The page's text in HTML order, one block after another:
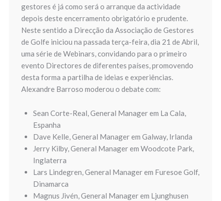
gestores é já como será o arranque da actividade
depois deste encerramento obrigatório e prudente.
Neste sentido a Direcção da Associação de Gestores
de Golfe iniciou na passada terça-feira, dia 21 de Abril,
uma série de Webinars, convidando para o primeiro
evento Directores de diferentes países, promovendo
desta forma a partilha de ideias e experiências.
Alexandre Barroso moderou o debate com:
Sean Corte-Real, General Manager em La Cala,
Espanha
Dave Kelle, General Manager em Galway, Irlanda
Jerry Kilby, General Manager em Woodcote Park,
Inglaterra
Lars Lindegren, General Manager em Furesoe Golf,
Dinamarca
Magnus Jivén, General Manager em Ljunghusen